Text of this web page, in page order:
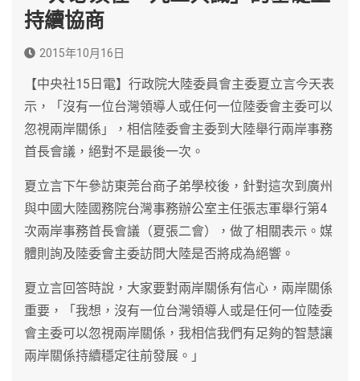
持續協商
2015年10月16日
【中央社15日電】行政院大陸委員會主委夏立言今天表
示，「沒有一位台灣領導人或任何一位陸委會主委可以
忽視兩岸關係」，相信陸委會主委到大陸舉行兩岸事務
首長會議，絕對不是最後一次。
夏立言下午參訪東莞台商子弟學校後，針對這次到廣州
與中國大陸國務院台灣事務辦公室主任張志軍舉行第4
次兩岸事務首長會議（夏張二會），做了相關表示。媒
體則詢及陸委會主委訪問大陸是否將成為絕響。
夏立言回答時說，大家要對兩岸關係有信心，兩岸關係
重要，「我想，沒有一位台灣領導人或是任何一位陸委
會主委可以忽視兩岸關係，我相信我們有足夠的智慧讓
兩岸關係持續穩定往前發展。」